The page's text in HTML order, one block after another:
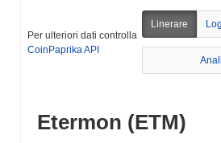
Per ulteriori dati controlla
CoinPaprika API
Linerare
Etermon (ETM)